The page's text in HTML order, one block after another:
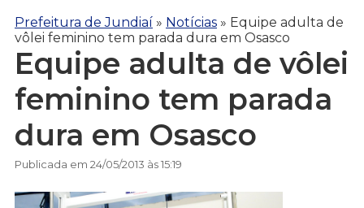
Prefeitura de Jundiaí » Notícias » Equipe adulta de
vôlei feminino tem parada dura em Osasco
Equipe adulta de vôlei
feminino tem parada
dura em Osasco
Publicada em 24/05/2013 às 15:19